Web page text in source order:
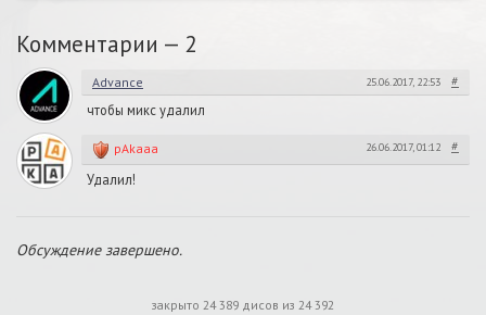
Комментарии — 2
Advance 25.06.2017, 22:53 #
чтобы микс удалил
pAkaaa 26.06.2017, 01:12 #
Удалил!
Обсуждение завершено.
закрыто 24 389 дисов из 24 392